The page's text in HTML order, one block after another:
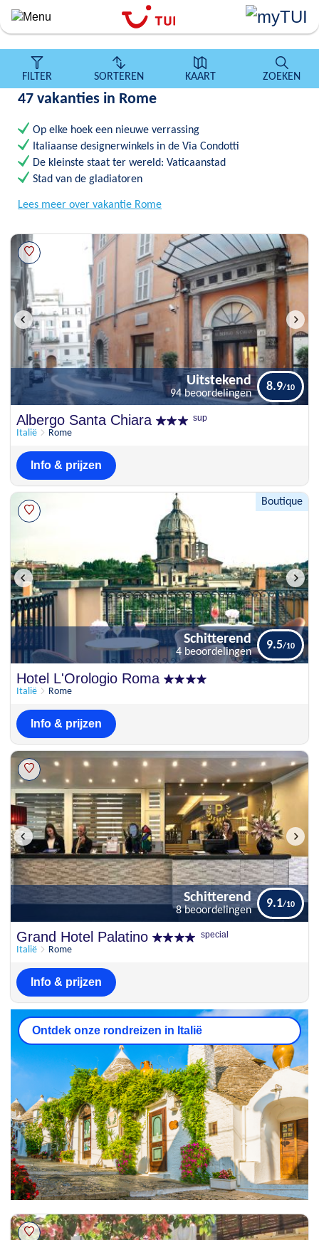
Overslaan
algemene
inhoud
FILTER SORTEREN KAART ZOEKEN
47 vakanties in Rome
Op elke hoek een nieuwe verrassing
Italiaanse designerwinkels in de Via Condotti
De kleinste staat ter wereld: Vaticaanstad
Stad van de gladiatoren
Lees meer over vakantie Rome
Uitstekend
Albergo Santa Chiara sup
Italië Rome
Uitstekend
94 beoordelingen
8.9
Info & prijzen
Boutique
Schitterend
Hotel L'Orologio Roma
Italië Rome
Schitterend
4 beoordelingen
9.5
Info & prijzen
Schitterend
Grand Hotel Palatino special
Italië Rome
Schitterend
8 beoordelingen
9.1
Info & prijzen
Ontdek onze rondreizen in Italië